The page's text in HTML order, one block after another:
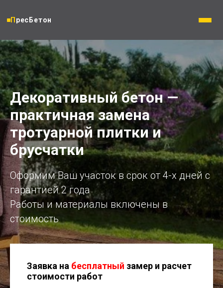
ПресБетон
Декоративный бетон —
практичная замена
тротуарной плитки и
брусчатки
Оформим Ваш участок в срок от 4-х дней с
гарантией 2 года
Работы и материалы включены в
стоимость
Заявка на бесплатный замер и расчет
стоимости работ